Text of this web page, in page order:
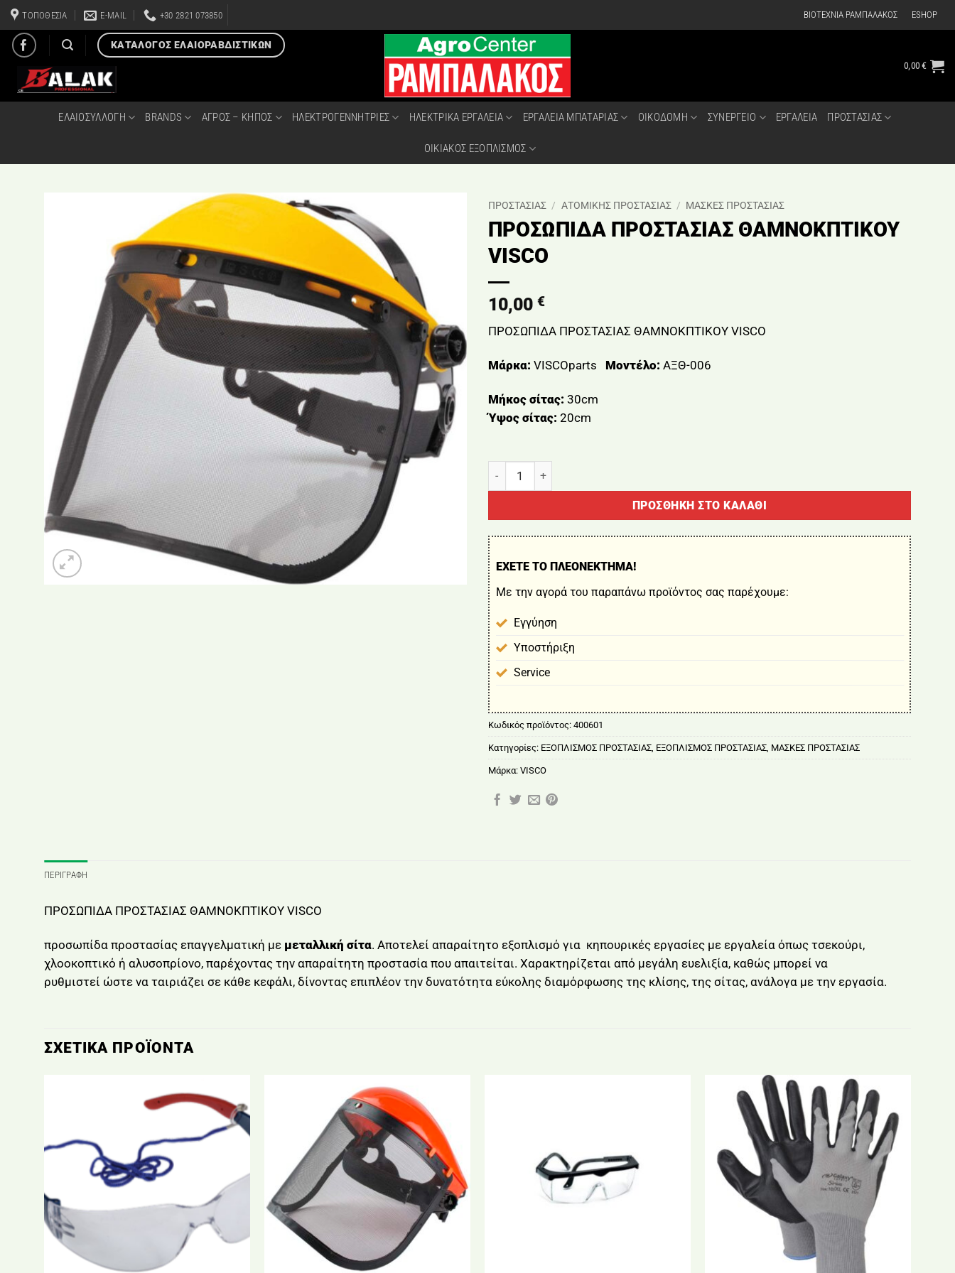
Μετάβαση
στο
περιεχόμενο
ΤΟΠΟΘΕΣΙΑ E-MAIL +30 2821 073850 ΒΙΟΤΕΧΝΙΑ ΡΑΜΠΑΛΑΚΟΣ ESHOP
ΚΑΤΑΛΟΓΟΣ ΕΛΑΙΟΡΑΒΔΙΣΤΙΚΩΝ
0,00€
ΕΛΑΙΟΣΥΛΛΟΓΗ BRANDS ΑΓΡΟΣ – ΚΗΠΟΣ ΗΛΕΚΤΡΟΓΕΝΝΗΤΡΙΕΣ ΗΛΕΚΤΡΙΚΑ ΕΡΓΑΛΕΙΑ ΕΡΓΑΛΕΙΑ ΜΠΑΤΑΡΙΑΣ ΟΙΚΟΔΟΜΗ ΣΥΝΕΡΓΕΙΟ ΕΡΓΑΛΕΙΑ ΠΡΟΣΤΑΣΙΑΣ
ΟΙΚΙΑΚΟΣ ΕΞΟΠΛΙΣΜΟΣ
ΠΡΟΣΤΑΣΙΑΣ / ΑΤΟΜΙΚΗΣ ΠΡΟΣΤΑΣΙΑΣ / ΜΑΣΚΕΣ ΠΡΟΣΤΑΣΙΑΣ
ΠΡΟΣΩΠΙΔΑ ΠΡΟΣΤΑΣΙΑΣ ΘΑΜΝΟΚΠΤΙΚΟΥ
VISCO
10,00 €
ΠΡΟΣΩΠΙΔΑ ΠΡΟΣΤΑΣΙΑΣ ΘΑΜΝΟΚΠΤΙΚΟΥ VISCO
Μάρκα: VISCOparts Μοντέλο: ΑΞΘ-006
Μήκος σίτας: 30cm
Ύψος σίτας: 20cm
ΠΡΟΣΩΠΙΔΑ ΠΡΟΣΤΑΣΙΑΣ ΘΑΜΝΟΚΠΤΙΚΟΥ VISCO ποσότητα
ΠΡΟΣΘΉΚΗ ΣΤΟ ΚΑΛΆΘΙ
ΕΧΕΤΕ ΤΟ ΠΛΕΟΝΕΚΤΗΜΑ!
Με την αγορά του παραπάνω προϊόντος σας παρέχουμε:
Εγγύηση
Υποστήριξη
Service
Κωδικός προϊόντος: 400601
Κατηγορίες: ΕΞΟΠΛΙΣΜΟΣ ΠΡΟΣΤΑΣΙΑΣ ΕΞΟΠΛΙΣΜΟΣ ΠΡΟΣΤΑΣΙΑΣ ΜΑΣΚΕΣ ΠΡΟΣΤΑΣΙΑΣ
Μάρκα: VISCO
ΠΕΡΙΓΡΑΦΉ
ΠΡΟΣΩΠΙΔΑ ΠΡΟΣΤΑΣΙΑΣ ΘΑΜΝΟΚΠΤΙΚΟΥ VISCO
προσωπίδα προστασίας επαγγελματική με μεταλλική σίτα. Αποτελεί απαραίτητο εξοπλισμό για κηπουρικές εργασίες με εργαλεία όπως τσεκούρι,
χλοοκοπτικό ή αλυσοπρίονο, παρέχοντας την απαραίτητη προστασία που απαιτείται. Χαρακτηρίζεται από μεγάλη ευελιξία, καθώς μπορεί να
ρυθμιστεί ώστε να ταιριάζει σε κάθε κεφάλι, δίνοντας επιπλέον την δυνατότητα εύκολης διαμόρφωσης της κλίσης, της σίτας, ανάλογα με την εργασία.
ΣΧΕΤΙΚΆ ΠΡΟΪΌΝΤΑ